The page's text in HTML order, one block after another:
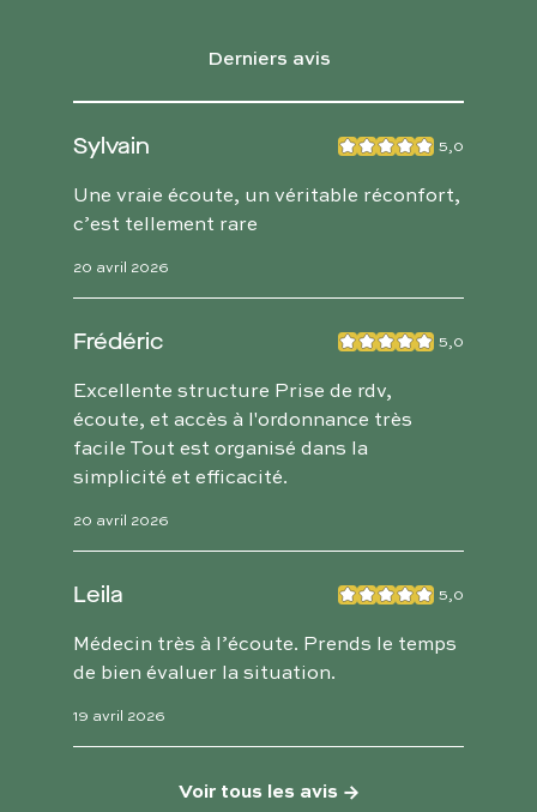
Derniers avis
Sylvain 5,0
Une vraie écoute, un véritable réconfort,
c’est tellement rare
20 avril 2026
Frédéric 5,0
Excellente structure Prise de rdv,
écoute, et accès à l'ordonnance très
facile Tout est organisé dans la
simplicité et efficacité.
20 avril 2026
Leila 5,0
Médecin très à l’écoute. Prends le temps
de bien évaluer la situation.
19 avril 2026
Voir tous les avis →